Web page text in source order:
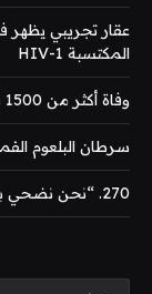
عقار تجريبي يظهر
المكتسبة HIV-1
وفاة أكثر من 1500 شخص جراء تفشي فيروس إيبولا في الكونغو
سرطان البلعوم
270. “نحن نضحي بتقاعدنا لدفع تكاليف كلية أطفالنا”